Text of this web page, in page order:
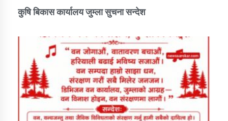
कुषि बिकास कार्यालय जुम्ला सुचना सन्देश